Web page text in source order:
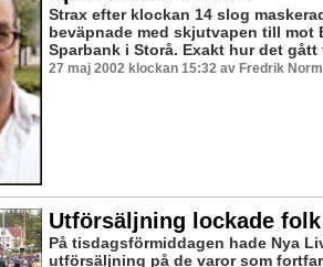
Strax efter klockan 14 slog
beväpnade med skjutvapen till mot
Sparbank i Storå. Exakt hur det gått
27 maj 2002 klockan 15:32 av Fredrik
Utförsäljning lockade
På tisdagsförmiddagen hade Nya
utförsäljning på de varor som